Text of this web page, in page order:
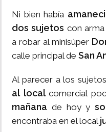
Ni bien había
dos sujetos con
a robar al minisúper
calle principal de San
Al parecer a los
al localcomercial
mañana de hoy y
encontraba en el local